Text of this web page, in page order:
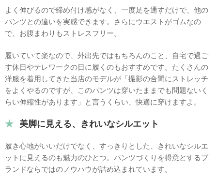
よく伸びるので締め付け感がなく、一度足を通すだけで、他の
パンツとの違いを実感できます。さらにウエストがゴムなの
で、お腹まわりもストレスフリー。
履いていて楽なので、外出先ではもちろんのこと、自宅で過ご
す休日やテレワークの日に履くのもおすすめです。たくさんの
洋服を着用してきた当店のモデルが「撮影の合間にストレッチ
をよくやるのですが、このパンツは穿いたままでも問題ないく
らい伸縮性があります」と言うくらい、快適に穿けますよ。
美脚に見える、きれいなシルエット
履き心地がいいだけでなく、すっきりとした、きれいなシルエ
ットに見えるのも魅力のひとつ。パンツづくりを得意とするブ
ランドならではのノウハウが詰め込まれています。